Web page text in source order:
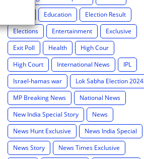
Education
Election Result
Elections
Entertainment
Exclusive
Exit Poll
Health
High Cour
High Court
International News
IPL
Israel-hamas war
Lok Sabha Election 2024
MP Breaking News
National News
New India Special Story
News
News Hunt Exclusive
News India Special
News Story
News Times Exclusive